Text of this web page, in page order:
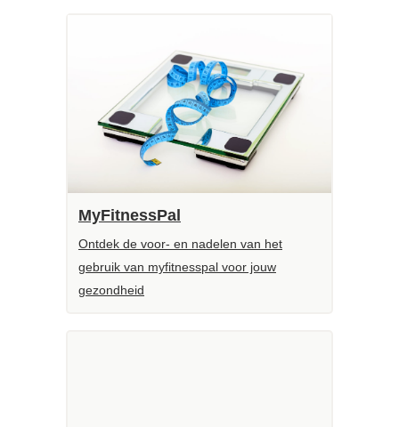
MyFitnessPal
Ontdek de voor- en nadelen van het
gebruik van myfitnesspal voor jouw
gezondheid